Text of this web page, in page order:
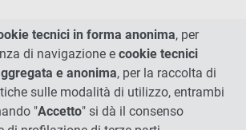
tecnici in forma anonima, per
di navigazione e cookie tecnici
e anonima, per la raccolta di
sulle modalità di utilizzo, entrambi
"Accetto" si dà il consenso